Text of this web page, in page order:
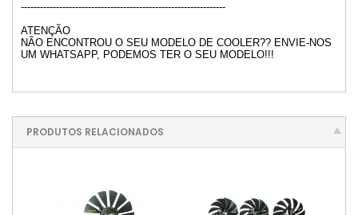
----------------------------------------------------------------
ATENÇÃO
NÃO ENCONTROU O SEU MODELO DE COOLER?? ENVIE-NOS
UM WHATSAPP, PODEMOS TER O SEU MODELO!!!
PRODUTOS RELACIONADOS